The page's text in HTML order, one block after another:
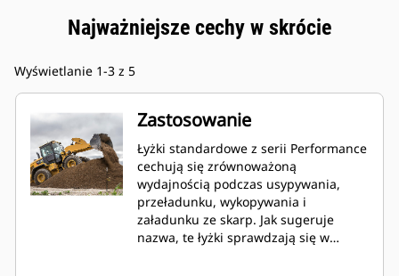
Najważniejsze cechy w skrócie
Wyświetlanie 1-3 z 5
Zastosowanie
Łyżki standardowe z serii Performance
cechują się zrównoważoną
wydajnością podczas usypywania,
przeładunku, wykopywania i
załadunku ze skarp. Jak sugeruje
nazwa, te łyżki sprawdzają się w